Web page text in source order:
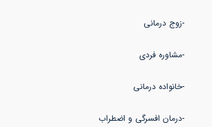
-درمان افسرگی و اضطراب